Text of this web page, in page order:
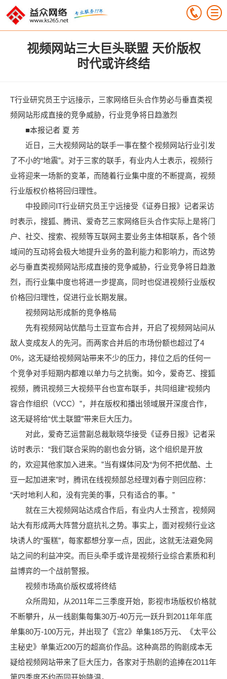
视频网站三大巨头联盟 天价版权
时代或许终结
T行业研究员王宁远接示，三家网络巨头合作势必与垂直类视
频网站形成直接的竞争威胁，行业竞争将日趋激烈
■本报记者 夏 芳
近日，三大视频网站的联手一事在整个视频网站行业引发
了不小的“地震”。对于三家的联手，有业内人士表示，视频行
业将迎来一场新的变革，而随着行业集中度的不断提高，视频
行业版权价格将回归理性。
中投顾问IT行业研究员王宁远接受《证券日报》记者采访
时表示，搜狐、腾讯、爱奇艺三家网络巨头合作实际上是将门
户、社交、搜索、视频等互联网主要业务主体相联系，各个领
域间的互动将会极大地提升业务的盈利能力和影响力，而这势
必与垂直类视频网站形成直接的竞争威胁，行业竞争将日趋激
烈，而行业集中度也将进一步提高，同时也促进视频行业版权
价格回归理性，促进行业长期发展。
视频网站形成新的竞争格局
先有视频网站优酷与土豆宣布合并，开启了视频网站间从
敌人变成友人的先河。而两家合并后的市场份额也超过了4
0%，这无疑给视频网站带来不少的压力，排位之后的任何一
个竞争对手短期内都难以单力与之抗衡。如今，爱奇艺、搜狐
视频，腾讯视频三大视频平台也宣布联手，共同组建“视频内
容合作组织（VCC）”，并在版权和播出领域展开深度合作，
这无疑将给“优土联盟”带来巨大压力。
对此，爱奇艺运营副总裁耿晓华接受《证券日报》记者采
访时表示：“我们联合采购的剧也会分销，这个组织是开放
的，欢迎其他家加入进来。”当有媒体问及“为何不把优酷、土
豆一起加进来”时，腾讯在线视频部总经理刘春宁则回应称：
“天时地利人和，没有完美的事，只有适合的事。”
就在三大视频网站达成合作后，有业内人士预言，视频网
站大有形成两大阵营分庭抗礼之势。事实上，面对视频行业这
块诱人的“蛋糕”，每家都想分享一点，因此，这就无法避免网
站之间的利益冲突。而巨头牵手或许是视频行业综合素质和利
益博弈的一个战前警报。
视频市场高价版权或将终结
众所周知，从2011年二三季度开始，影视市场版权价格就
不断攀升，从一线剧集每集30万-40万元一跃升到2011年年底
单集80万-100万元，并出现了《宫2》单集185万元、《太平公
主秘史》单集近200万的超高价作品。这种高昂的购剧成本无
疑给视频网站带来了巨大压力，各家对于热剧的追捧在2011年
第四季度不约而同开始降温。